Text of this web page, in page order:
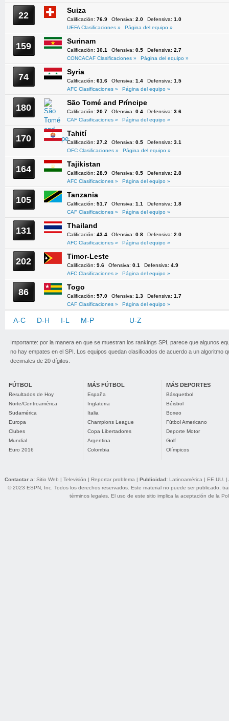
22 Suiza
Calificación: 76.9 Ofensiva: 2.0 Defensiva: 1.0
UEFA Clasificaciones »
Página del equipo »
159 Surinam
Calificación: 30.1 Ofensiva: 0.5 Defensiva: 2.7
CONCACAF Clasificaciones »
Página del equipo »
74 Syria
Calificación: 61.6 Ofensiva: 1.4 Defensiva: 1.5
AFC Clasificaciones »
Página del equipo »
180 São Tomé and Príncipe
Calificación: 20.7 Ofensiva: 0.4 Defensiva: 3.6
CAF Clasificaciones »
Página del equipo »
170 Tahití
Calificación: 27.2 Ofensiva: 0.5 Defensiva: 3.1
OFC Clasificaciones »
Página del equipo »
164 Tajikistan
Calificación: 28.9 Ofensiva: 0.5 Defensiva: 2.8
AFC Clasificaciones »
Página del equipo »
105 Tanzania
Calificación: 51.7 Ofensiva: 1.1 Defensiva: 1.8
CAF Clasificaciones »
Página del equipo »
131 Thailand
Calificación: 43.4 Ofensiva: 0.8 Defensiva: 2.0
AFC Clasificaciones »
Página del equipo »
202 Timor-Leste
Calificación: 9.6 Ofensiva: 0.1 Defensiva: 4.9
AFC Clasificaciones »
Página del equipo »
86 Togo
Calificación: 57.0 Ofensiva: 1.3 Defensiva: 1.7
CAF Clasificaciones »
Página del equipo »
A-C D-H I-L M-P U-Z
Importante: por la manera en que se muestran los rankings SPI, parece que algunos
no hay empates en el SPI. Los equipos quedan clasificados de acuerdo a un algoritmo
decimales de 20 dígitos.
FÚTBOL
Resultados de Hoy
Norte/Centroamérica
Sudamérica
Europa
Clubes
Mundial
Euro 2016
MÁS FÚTBOL
España
Inglaterra
Italia
Champions League
Copa Libertadores
Argentina
Colombia
MÁS DEPORTES
Básquetbol
Béisbol
Boxeo
Fútbol Americano
Deporte Motor
Golf
Olímpicos
Contactar a: Sitio Web | Televisión | Reportar problema | Publicidad: Latinoamérica | EE.UU. |
© 2023 ESPN, Inc. Todos los derechos reservados. Este material no puede ser publicado,
términos legales. El uso de este sitio implica la aceptación de la